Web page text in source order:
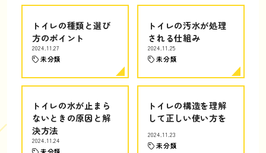
トイレの種類と選び
方のポイント
2024.11.27
未分類
トイレの汚水が処理
される仕組み
2024.11.25
未分類
トイレの水が止まら
ないときの原因と解
決方法
2024.11.24
トイレの構造を理解
して正しい使い方を
2024.11.23
未分類